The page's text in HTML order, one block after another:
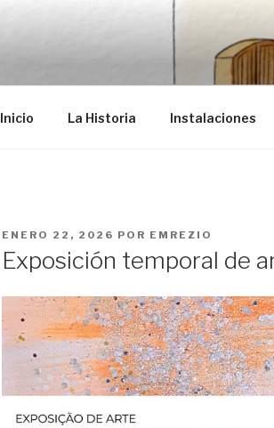
EMRÉZIO
Casa Museu Interativa de Borba
Inicio La Historia Instalaciones
PUBLICADO
ENERO 22, 2026 POR EMREZIO
Exposición temporal de